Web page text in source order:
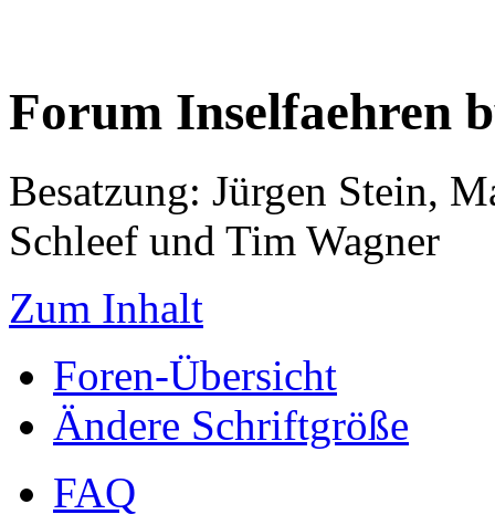
Forum Inselfaehren
Besatzung: Jürgen Stein,
Schleef und Tim Wagner
Zum Inhalt
Foren-Übersicht
Ändere Schriftgröße
FAQ